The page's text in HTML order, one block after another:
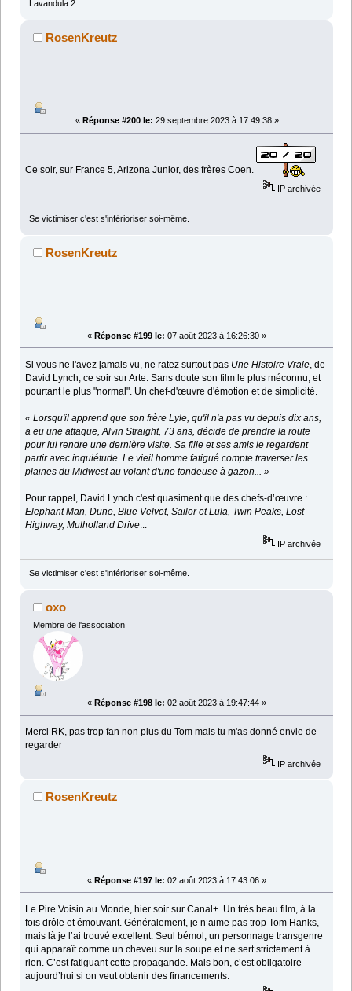
Lavandula 2
RosenKreutz
« Réponse #200 le: 29 septembre 2023 à 17:49:38 »
Ce soir, sur France 5, Arizona Junior, des frères Coen.
IP archivée
Se victimiser c'est s'inférioriser soi-même.
RosenKreutz
« Réponse #199 le: 07 août 2023 à 16:26:30 »
Si vous ne l'avez jamais vu, ne ratez surtout pas Une Histoire Vraie , de
David Lynch, ce soir sur Arte. Sans doute son film le plus méconnu, et
pourtant le plus "normal". Un chef-d'œuvre d'émotion et de simplicité.
« Lorsqu'il apprend que son frère Lyle, qu'il n'a pas vu depuis dix ans,
a eu une attaque, Alvin Straight, 73 ans, décide de prendre la route
pour lui rendre une dernière visite. Sa fille et ses amis le regardent
partir avec inquiétude. Le vieil homme fatigué compte traverser les
plaines du Midwest au volant d'une tondeuse à gazon... »
Pour rappel, David Lynch c'est quasiment que des chefs-d’œuvre :
Elephant Man, Dune, Blue Velvet, Sailor et Lula, Twin Peaks, Lost
Highway, Mulholland Drive
IP archivée
Se victimiser c'est s'inférioriser soi-même.
oxo
Membre de l'association
« Réponse #198 le: 02 août 2023 à 19:47:44 »
Merci RK, pas trop fan non plus du Tom mais tu m'as donné envie de
regarder
IP archivée
RosenKreutz
« Réponse #197 le: 02 août 2023 à 17:43:06 »
Le Pire Voisin au Monde, hier soir sur Canal+. Un très beau film, à la
fois drôle et émouvant. Généralement, je n’aime pas trop Tom Hanks,
mais là je l’ai trouvé excellent. Seul bémol, un personnage transgenre
qui apparaît comme un cheveu sur la soupe et ne sert strictement à
rien. C’est fatiguant cette propagande. Mais bon, c’est obligatoire
aujourd’hui si on veut obtenir des financements.